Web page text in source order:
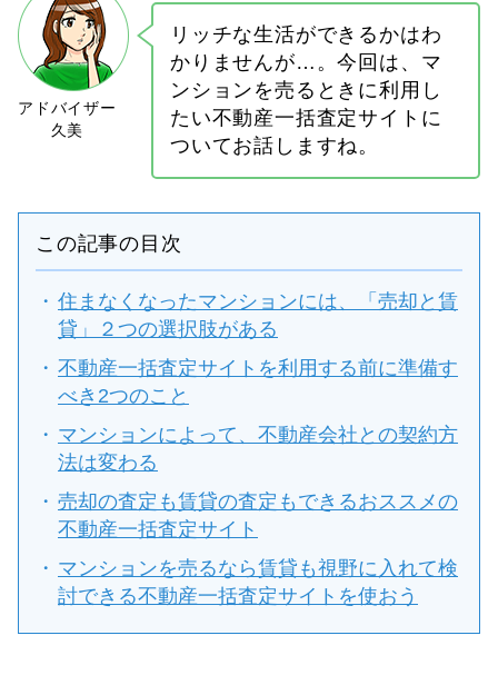
リッチな生活ができるかはわ
かりませんが…。今回は、マ
ンションを売るときに利用し
たい不動産一括査定サイトに
ついてお話しますね。
この記事の目次
住まなくなったマンションには、「売却と賃
貸」２つの選択肢がある
不動産一括査定サイトを利用する前に準備す
べき2つのこと
マンションによって、不動産会社との契約方
法は変わる
売却の査定も賃貸の査定もできるおススメの
不動産一括査定サイト
マンションを売るなら賃貸も視野に入れて検
討できる不動産一括査定サイトを使おう